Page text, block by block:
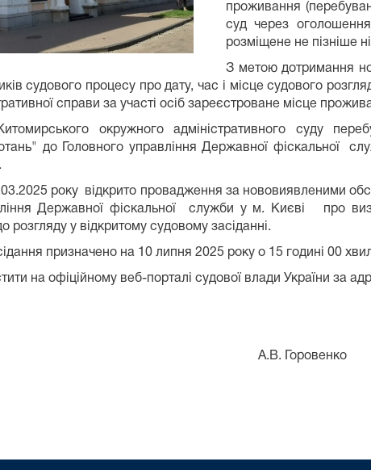
проживання
суд через
розміщене не пізніше
З метою дотримання
судового процесу про дату, час і місце судового
справи за участі осіб зареєстроване місце
окружного адміністративного суду
до Головного управління Державної
року відкрито провадження за нововиявленими
Державної фіскальної служби у м. Києві про
розгляду у відкритому судовому засіданні.
призначено на 10 липня 2025 року о 15 годині 00
на офіційному веб-порталі судової влади України за
А.В. Горовенко